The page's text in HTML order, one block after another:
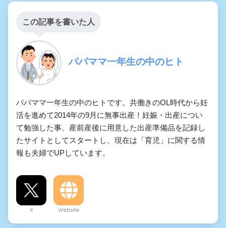
この記事を書いた人
パパママ一年生の中のヒト
パパママ一年生の中のヒトです。共働きのOL時代から妊
活を進めて2014年の9月に無事出産！妊娠・出産につい
て勉強した事、産前産後に用意した出産準備品を記録し
たサイトとしてスタートし、現在は「育児」に関する情
報も夫婦でUPしています。
X Website